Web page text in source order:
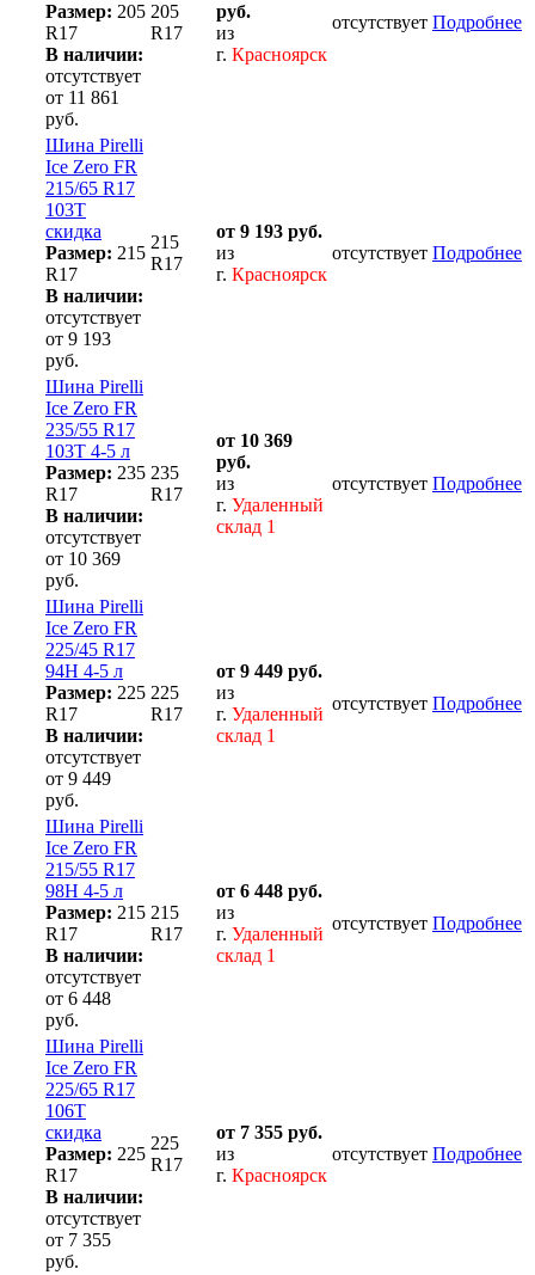
Размер: 205
R17
В наличии:
отсутствует
от 11 861
руб.
205
R17
руб.
из
г. Красноярск
отсутствует Подробнее
Шина Pirelli
Ice Zero FR
215/65 R17
103T
скидка
Размер: 215
R17
В наличии:
отсутствует
от 9 193
руб.
215
R17
от 9 193 руб.
из
г. Красноярск
отсутствует Подробнее
Шина Pirelli
Ice Zero FR
235/55 R17
103T 4-5 л
Размер: 235
R17
В наличии:
отсутствует
от 10 369
руб.
235
R17
от 10 369
руб.
из
г. Удаленный
склад 1
отсутствует Подробнее
Шина Pirelli
Ice Zero FR
225/45 R17
94H 4-5 л
Размер: 225
R17
В наличии:
отсутствует
от 9 449
руб.
225
R17
от 9 449 руб.
из
г. Удаленный
склад 1
отсутствует Подробнее
Шина Pirelli
Ice Zero FR
215/55 R17
98H 4-5 л
Размер: 215
R17
В наличии:
отсутствует
от 6 448
руб.
215
R17
от 6 448 руб.
из
г. Удаленный
склад 1
отсутствует Подробнее
Шина Pirelli
Ice Zero FR
225/65 R17
106T
скидка
Размер: 225
R17
В наличии:
отсутствует
от 7 355
руб.
225
R17
от 7 355 руб.
из
г. Красноярск
отсутствует Подробнее